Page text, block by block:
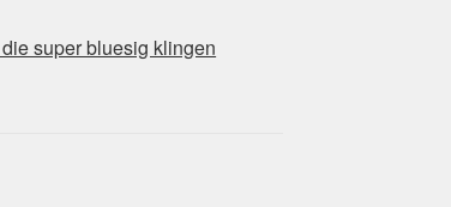
super bluesig klingen